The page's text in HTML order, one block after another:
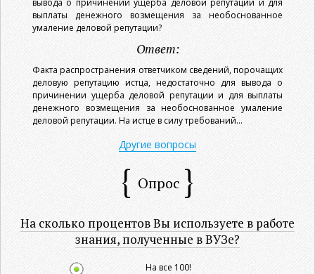
выплаты денежного возмещения за необоснованное
умаление деловой репутации?
Ответ:
Факта распространения ответчиком сведений, порочащих
деловую репутацию истца, недостаточно для вывода о
причинении ущерба деловой репутации и для выплаты
денежного возмещения за необоснованное умаление
деловой репутации. На истце в силу требований...
Другие вопросы
Опрос
На сколько процентов Вы используете в работе
знания, полученные в ВУЗе?
На все 100!